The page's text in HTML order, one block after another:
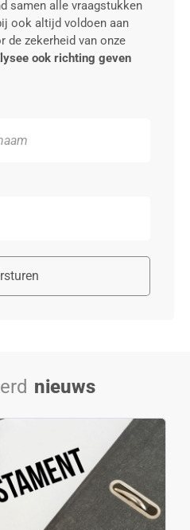
samen alle vraagstukken
ook altijd voldoen aan
de zekerheid van onze
ook richting geven
nieuws